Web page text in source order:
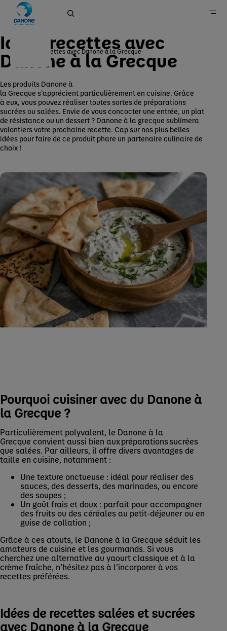
Danone en France
Marques
Produits laitiers frais et d’origine végétale
Danone
Idées recettes avec Danone à la Grecque
Idées recettes avec
Danone à la Grecque
Les produits Danone à
la Grecque s’apprécient particulièrement en cuisine. Grâce
à eux, vous pouvez réaliser toutes sortes de préparations
sucrées ou salées. Envie de vous concocter une entrée, un plat
de résistance ou un dessert ? Danone à la grecque sublimera
volontiers votre prochaine recette. Cap sur nos plus belles
idées pour faire de ce produit phare un partenaire culinaire de
choix !
Pourquoi cuisiner avec du Danone à
la Grecque ?
Particulièrement polyvalent, le Danone à la
Grecque convient aussi bien aux préparations sucrées
que salées. Par ailleurs, il offre divers avantages de
taille en cuisine, notamment :
Une texture onctueuse : idéal pour réaliser des
sauces, des desserts, des marinades, ou encore
des soupes ;
Un goût frais et doux : parfait pour accompagner
des fruits ou des céréales au petit-déjeuner ou en
guise de collation ;
Grâce à ces atouts, le Danone à la Grecque séduit les
amateurs de cuisine et les gourmands. Si vous
cherchez une alternative au yaourt classique et à la
crème fraîche, n’hésitez pas à l’incorporer à vos
recettes préférées.
Idées de recettes salées et sucrées
avec Danone à la Grecque